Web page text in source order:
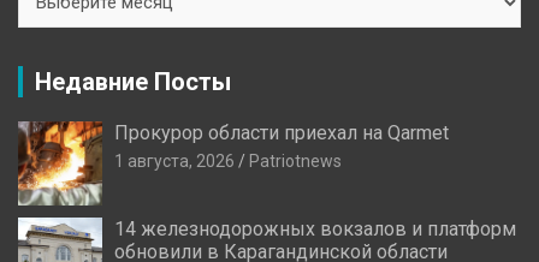
Новостей
Недавние Посты
Прокурор области приехал на Qarmet
1 августа, 2026 Patriotnews
14 железнодорожных вокзалов и платформ
обновили в Карагандинской области